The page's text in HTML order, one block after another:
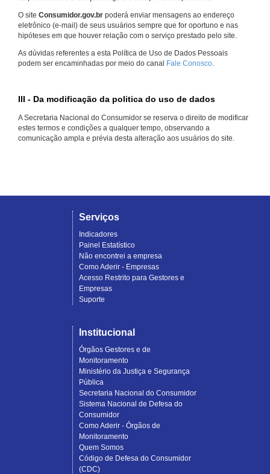
O site Consumidor.gov.br poderá enviar mensagens ao endereço
eletrônico (e-mail) de seus usuários sempre que for oportuno e nas
hipóteses em que houver relação com o serviço prestado pelo site.
As dúvidas referentes a esta Política de Uso de Dados Pessoais
podem ser encaminhadas por meio do canal Fale Conosco.
III - Da modificação da politica do uso de dados
A Secretaria Nacional do Consumidor se reserva o direito de modificar
estes termos e condições a qualquer tempo, observando a
comunicação ampla e prévia desta alteração aos usuários do site.
Serviços
Indicadores
Painel Estatístico
Não encontrei a empresa
Como Aderir - Empresas
Acesso Restrito para Gestores e
Empresas
Suporte
Institucional
Órgãos Gestores e de
Monitoramento
Ministério da Justiça e Segurança
Pública
Secretaria Nacional do Consumidor
Sistema Nacional de Defesa do
Consumidor
Como Aderir - Órgãos de
Monitoramento
Quem Somos
Código de Defesa do Consumidor
(CDC)